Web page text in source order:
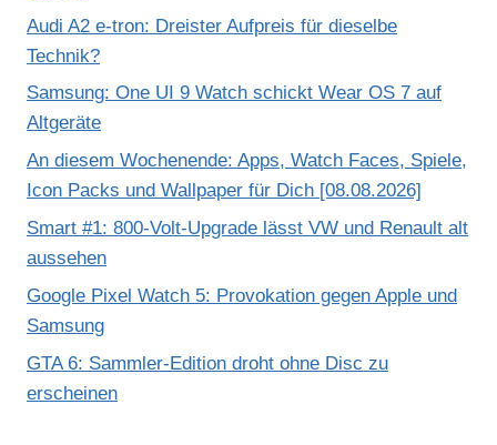
Audi A2 e-tron: Dreister Aufpreis für dieselbe
Technik?
Samsung: One UI 9 Watch schickt Wear OS 7 auf
Altgeräte
An diesem Wochenende: Apps, Watch Faces, Spiele,
Icon Packs und Wallpaper für Dich [08.08.2026]
Smart #1: 800-Volt-Upgrade lässt VW und Renault alt
aussehen
Google Pixel Watch 5: Provokation gegen Apple und
Samsung
GTA 6: Sammler-Edition droht ohne Disc zu
erscheinen